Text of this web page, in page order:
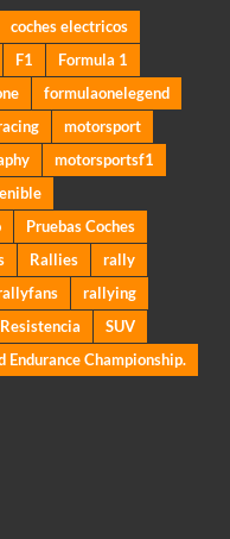
coches electricos
F1
Formula 1
formulaonelegend
motorsport
motorsportsf1
Pruebas Coches
Rallies
rally
rallying
Resistencia
SUV
Endurance Championship.